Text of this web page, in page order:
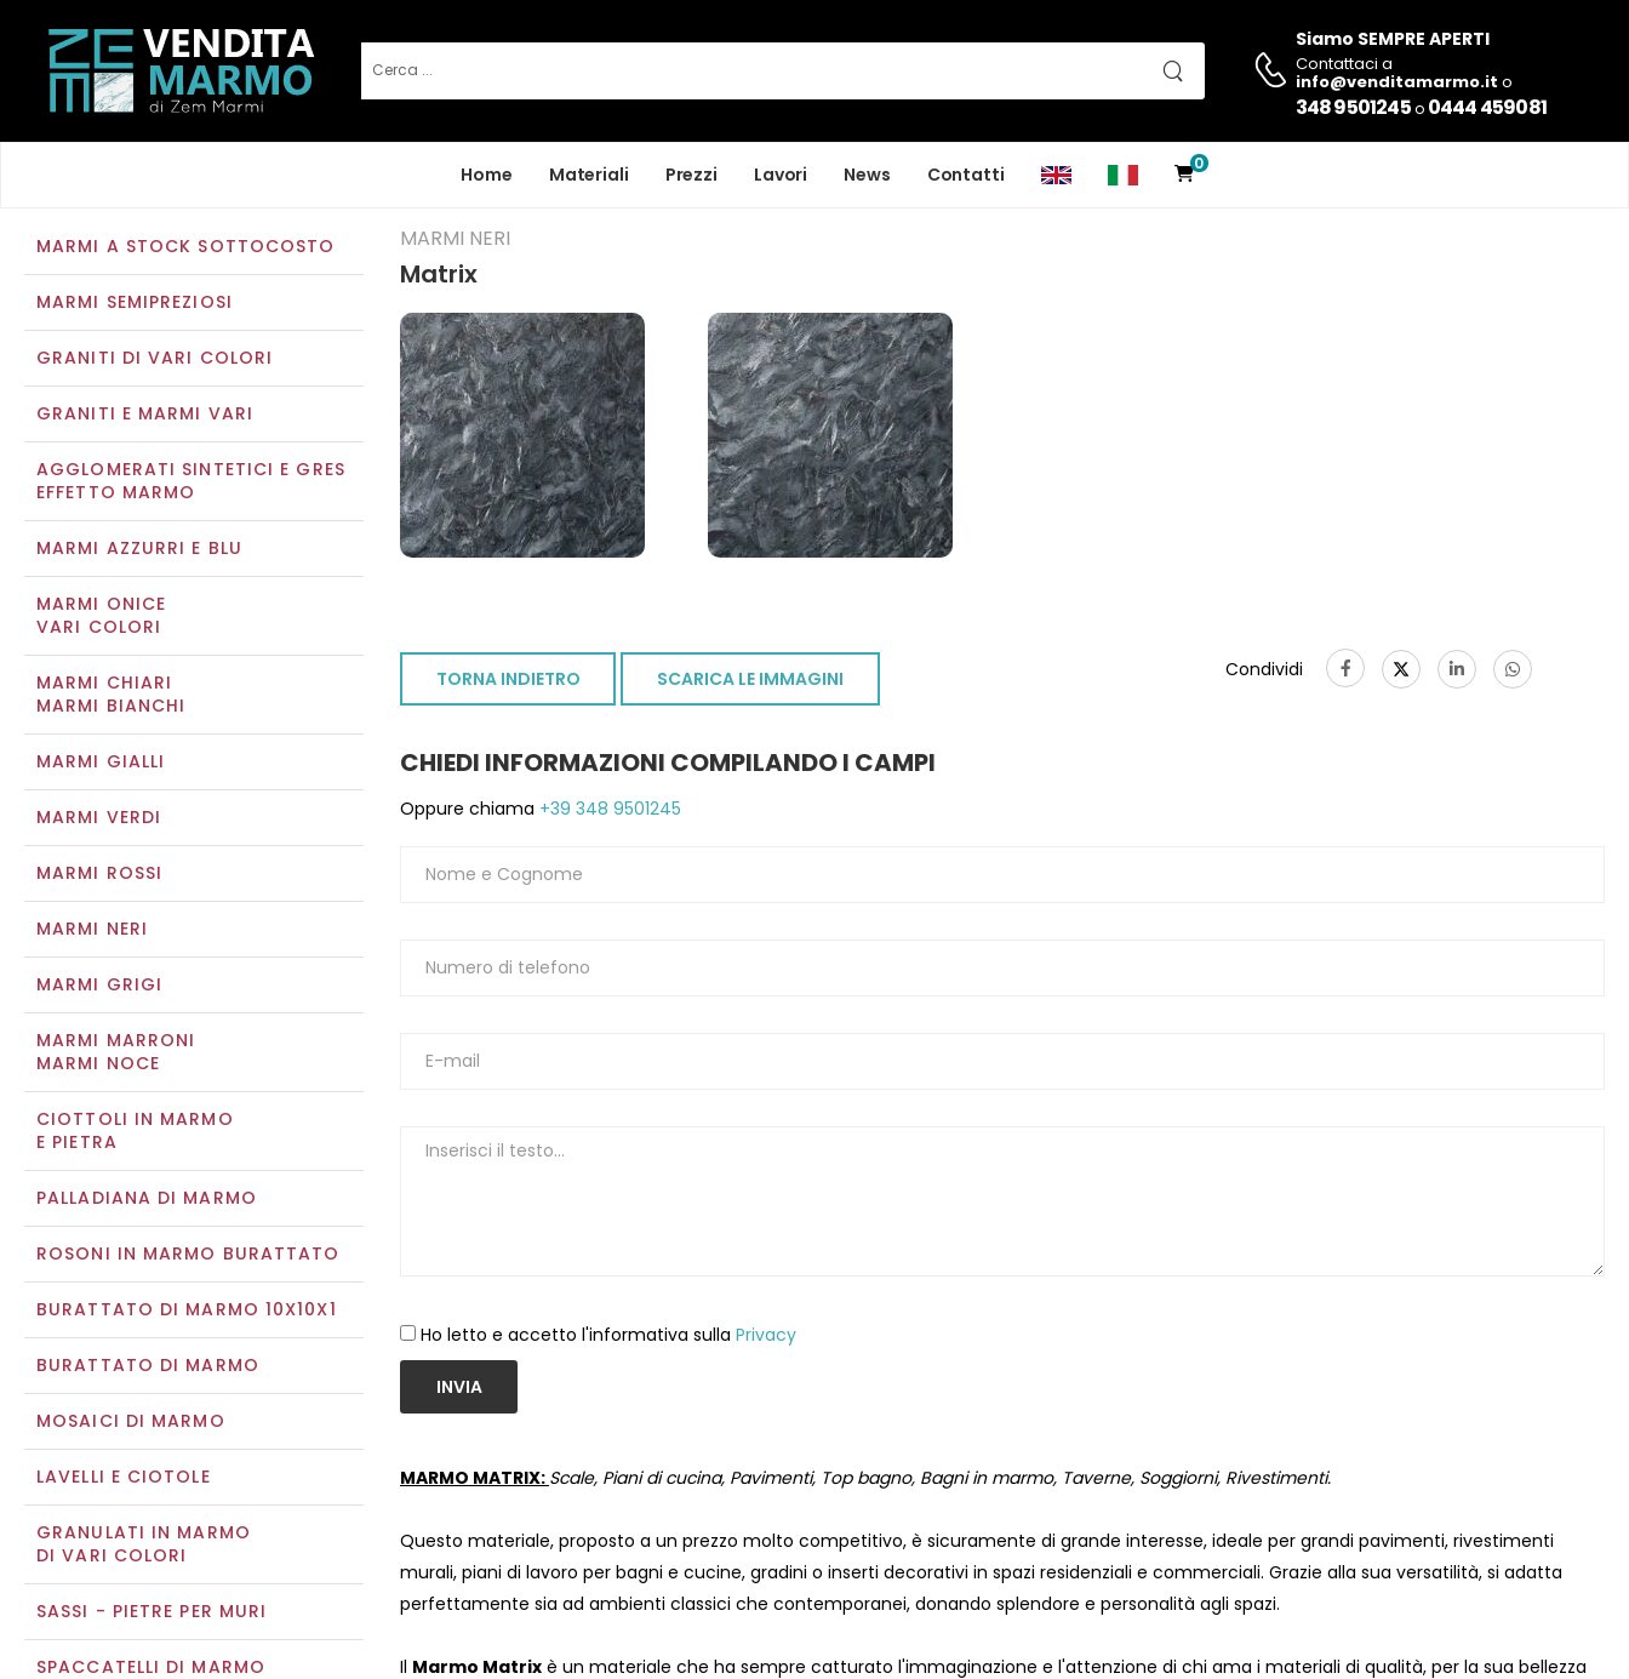
Siamo SEMPRE APERTI
Contattaci a
info@venditamarmo.it o
348 9501245o 0444 459081
Home Materiali Prezzi Lavori News Contatti 0
MARMI A STOCK SOTTOCOSTO
MARMI SEMIPREZIOSI
GRANITI DI VARI COLORI
GRANITI E MARMI VARI
AGGLOMERATI SINTETICI E GRES
EFFETTO MARMO
MARMI AZZURRI E BLU
MARMI ONICE
VARI COLORI
MARMI CHIARI
MARMI BIANCHI
MARMI GIALLI
MARMI VERDI
MARMI ROSSI
MARMI NERI
MARMI GRIGI
MARMI MARRONI
MARMI NOCE
CIOTTOLI IN MARMO
E PIETRA
PALLADIANA DI MARMO
ROSONI IN MARMO BURATTATO
BURATTATO DI MARMO 10X10X1
BURATTATO DI MARMO
MOSAICI DI MARMO
LAVELLI E CIOTOLE
GRANULATI IN MARMO
DI VARI COLORI
SASSI - PIETRE PER MURI
SPACCATELLI DI MARMO
MARMI NERI
Matrix
TORNA INDIETRO SCARICA LE IMMAGINI Condividi
CHIEDI INFORMAZIONI COMPILANDO I CAMPI
Oppure chiama +39 348 9501245
Ho letto e accetto l'informativa sulla Privacy
INVIA
MARMO MATRIX: Scale, Piani di cucina, Pavimenti, Top bagno, Bagni in marmo, Taverne, Soggiorni, Rivestimenti.
Questo materiale, proposto a un prezzo molto competitivo, è sicuramente di grande interesse, ideale per grandi pavimenti, rivestimenti
murali, piani di lavoro per bagni e cucine, gradini o inserti decorativi in ​​spazi residenziali e commerciali. Grazie alla sua versatilità, si adatta
perfettamente sia ad ambienti classici che contemporanei, donando splendore e personalità agli spazi.
Il Marmo Matrix è un materiale che ha sempre catturato l'immaginazione e l'attenzione di chi ama i materiali di qualità, per la sua bellezza